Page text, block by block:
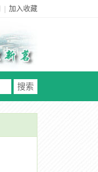
加入收藏